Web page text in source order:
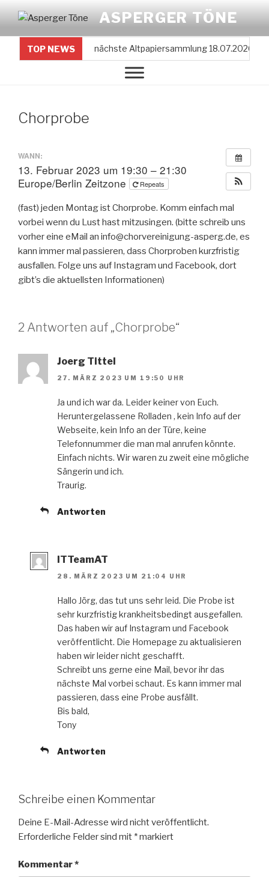
Inhalt
springen
ASPERGER TÖNE
TOP NEWS nächste Altpapiersammlung 18.07.2026
Chorprobe
WANN:
13. Februar 2023 um 19:30 – 21:30
Europe/Berlin Zeitzone
Repeats
(fast) jeden Montag ist Chorprobe. Komm einfach mal
vorbei wenn du Lust hast mitzusingen. (bitte schreib uns
vorher eine eMail an info@chorvereinigung-asperg.de, es
kann immer mal passieren, dass Chorproben kurzfristig
ausfallen. Folge uns auf Instagram und Facebook, dort
gibt’s die aktuellsten Informationen)
2 Antworten auf „Chorprobe“
Joerg Tittel
27. MÄRZ 2023 UM 19:50 UHR
Ja und ich war da. Leider keiner von Euch.
Heruntergelassene Rolladen , kein Info auf der
Webseite, kein Info an der Türe, keine
Telefonnummer die man mal anrufen könnte.
Einfach nichts. Wir waren zu zweit eine mögliche
Sängerin und ich.
Traurig.
Antworten
ITTeamAT
28. MÄRZ 2023 UM 21:04 UHR
Hallo Jörg, das tut uns sehr leid. Die Probe ist
sehr kurzfristig krankheitsbedingt ausgefallen.
Das haben wir auf Instagram und Facebook
veröffentlicht. Die Homepage zu aktualisieren
haben wir leider nicht geschafft.
Schreibt uns gerne eine Mail, bevor ihr das
nächste Mal vorbei schaut. Es kann immer mal
passieren, dass eine Probe ausfällt.
Bis bald,
Tony
Antworten
Schreibe einen Kommentar
Deine E-Mail-Adresse wird nicht veröffentlicht.
Erforderliche Felder sind mit *markiert
Kommentar*